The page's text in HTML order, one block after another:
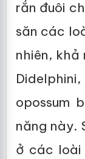
rắn đuôi
săn các
nhiên,
opossum
năng này.
ở các